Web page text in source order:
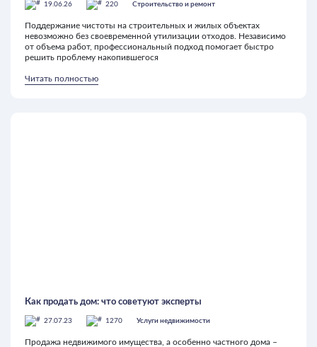
19.06.26 220 Строительство и ремонт
Поддержание чистоты на строительных и жилых объектах
невозможно без своевременной утилизации отходов. Независимо
от объема работ, профессиональный подход помогает быстро
решить проблему накопившегося
Читать полностью
Как продать дом: что советуют эксперты
27.07.23 1270 Услуги недвижимости
Продажа недвижимого имущества, а особенно частного дома –